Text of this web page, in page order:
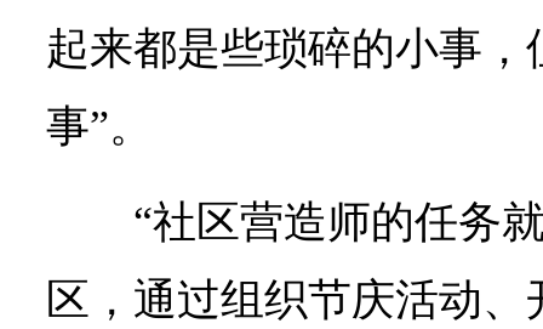
起来都是些琐碎的小事
事”。
“社区营造师的任务
区，通过组织节庆活动